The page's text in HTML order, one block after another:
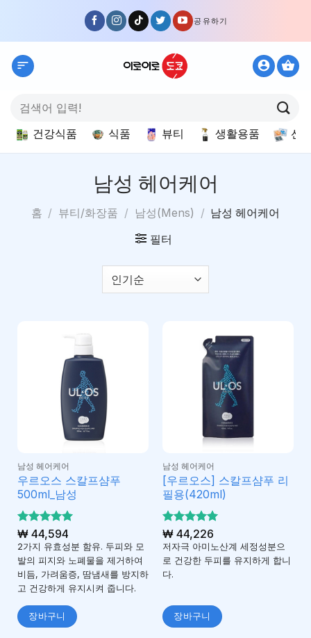
content
공유하기
색:
건강식품 식품 뷰티 생활용품 선
남성 헤어케어
홈 / 뷰티/화장품 / 남성(Mens) / 남성 헤어케어
필터
남성 헤어케어
우르오스 스칼프샴푸
500ml_남성
5 중에서
5로 평가
됨
₩44,594
2가지 유효성분 함유. 두피와 모
발의 피지와 노폐물을 제거하여
비듬, 가려움증, 땀냄새를 방지하
고 건강하게 유지시켜 줍니다.
장바구니
남성 헤어케어
[우르오스] 스칼프샴푸 리
필용(420ml)
5 중에서
5로 평가
됨
₩44,226
저자극 아미노산계 세정성분으
로 건강한 두피를 유지하게 합니
다.
장바구니